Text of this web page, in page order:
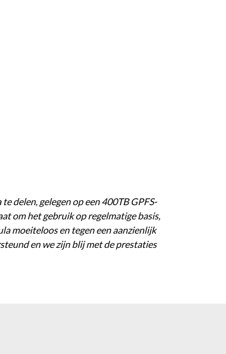
delen, gelegen op een 400TB GPFS-
om het gebruik op regelmatige basis,
moeiteloos en tegen een aanzienlijk
en we zijn blij met de prestaties